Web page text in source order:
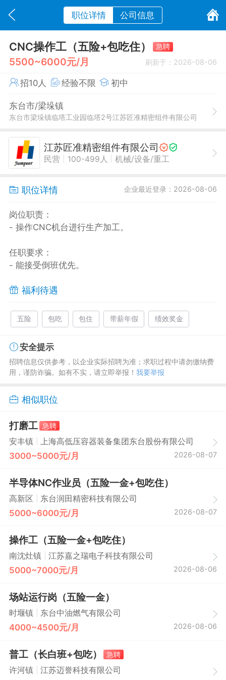
职位详情 公司信息
CNC操作工（五险+包吃住） 急聘
5500~6000元/月 刷新于：2026-08-06
招10人 经验不限 初中
东台市/梁垛镇
东台市梁垛镇临塔工业园临塔2号江苏匠准精密组件有限公司
江苏匠准精密组件有限公司
民营 100-499人 机械/设备/重工
职位详情 企业最近登录：2026-08-06
岗位职责：
- 操作CNC机台进行生产加工。
任职要求：
- 能接受倒班优先。
福利待遇
五险 包吃 包住 带薪年假 绩效奖金
安全提示
招聘信息仅供参考，以企业实际招聘为准；求职过程中请勿缴纳费
用，谨防诈骗。如有不实，请立即举报！ 我要举报
相似职位
打磨工 急聘
安丰镇
上海高低压容器装备集团东台股份有限公司
3000~5000元/月 2026-08-07
半导体NC作业员（五险一金+包吃住）
高新区 东台润田精密科技有限公司
5000~6000元/月 2026-08-07
操作工（五险一金+包吃住）
南沈灶镇 江苏嘉之瑞电子科技有限公司
5000~7000元/月 2026-08-06
场站运行岗（五险一金）
时堰镇 东台中油燃气有限公司
4000~4500元/月 2026-08-06
普工（长白班+包吃）
急聘
许河镇
江苏迈誉科技有限公司